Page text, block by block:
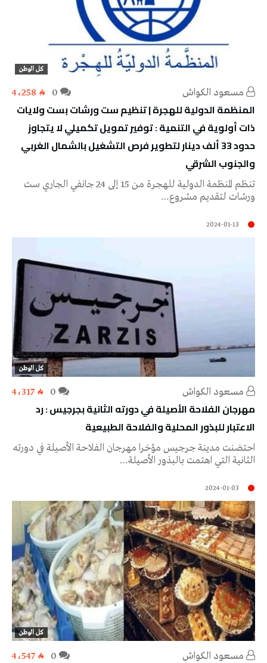
كل الوطن
مسعود الكواش 4٬258
المنظمة الدولية للهجرة | تنظيم ست ورشات بست ولايات
ذات أولوية في التنمية : توفير تمويل تكميلي لا يتجاوز
حدود 33 ألف دينار لتطوير فرص التشغيل بالشمال الغربي
والجنوب الشرقي
تنظم المنظمة الدولية للهجرة من 15 إلى 24 جانفي الجاري ست
ورشات لتقديم مشروع…
2024-01-13
كل الوطن
مسعود الكواش 4٬317
مهرجان الفلاحة الأصيلة في دورته الثانية بجرجيس : رد
الاعتبار للبذور المحلية والفلاحة الطبيعية
احتضنت مدينة جرجيس مؤخرا مهرجان الفلاحة الأصيلة في دورته
الثانية التي اهتمت بالبذور الأصيلة…
2024-01-03
كل الوطن
مسعود الكواش 4٬547